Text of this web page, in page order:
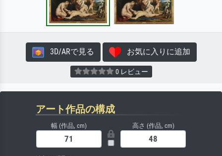
3D/ARで見る お気に入りに追加
0 レビュー
アート作品の構成
幅 (作品, cm) 高さ (作品, cm)